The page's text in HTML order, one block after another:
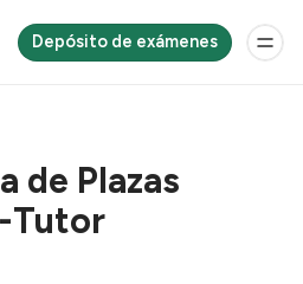
Depósito de exámenes
de Plazas
Tutor